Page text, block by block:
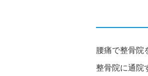
腰痛で整骨院
整骨院に通院